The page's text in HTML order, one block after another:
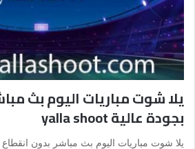
يلا شوت مباريات اليوم بث
بجودة عالية yalla shoot